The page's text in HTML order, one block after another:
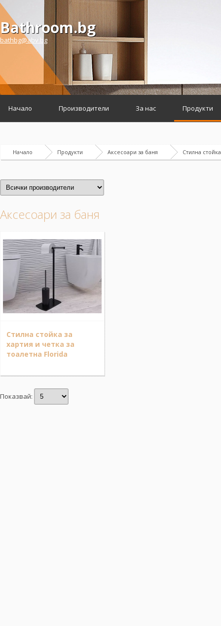
Bathroom.bg
bathbg@abv.bg
Начало Производители За нас Продукти
Начало Продукти Аксесоари за баня Стилна
Аксесоари за баня
Стилна стойка за
хартия и четка за
тоалетна Florida
Показвай: